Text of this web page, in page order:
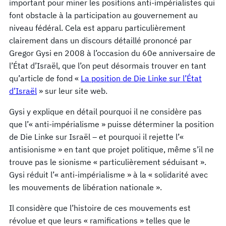
important pour miner les positions anti-impérialistes qui
font obstacle à la participation au gouvernement au
niveau fédéral. Cela est apparu particulièrement
clairement dans un discours détaillé prononcé par
Gregor Gysi en 2008 à l’occasion du 60e anniversaire de
l’État d’Israël, que l’on peut désormais trouver en tant
qu’article de fond « La position de Die Linke sur l’État
d’Israël » sur leur site web.
Gysi y explique en détail pourquoi il ne considère pas
que l’« anti-impérialisme » puisse déterminer la position
de Die Linke sur Israël – et pourquoi il rejette l’«
antisionisme » en tant que projet politique, même s’il ne
trouve pas le sionisme « particulièrement séduisant ».
Gysi réduit l’« anti-impérialisme » à la « solidarité avec
les mouvements de libération nationale ».
Il considère que l’histoire de ces mouvements est
révolue et que leurs « ramifications » telles que le